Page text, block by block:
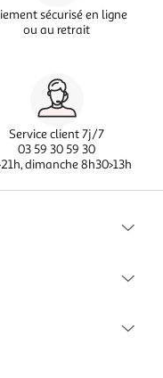
sécurisé en ligne
ou au retrait
Service client 7j/7
03 59 30 59 30
dimanche 8h30>13h